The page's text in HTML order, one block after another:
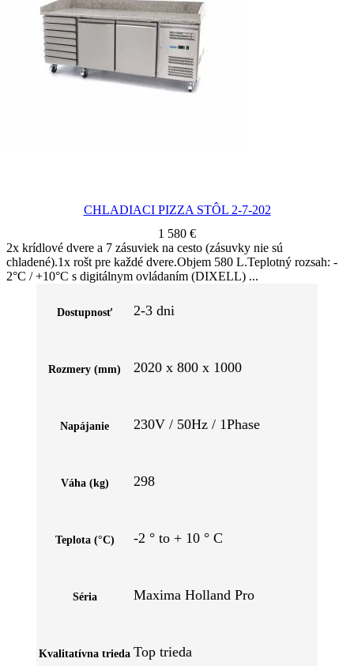
CHLADIACI PIZZA STÔL 2-7-202
1 580 €
2x krídlové dvere a 7 zásuviek na cesto (zásuvky nie sú
chladené).1x rošt pre každé dvere.Objem 580 L.Teplotný rozsah: -
2°C / +10°C s digitálnym ovládaním (DIXELL)
Dostupnosť 2-3 dni
Rozmery (mm) 2020 x 800 x 1000
Napájanie 230V / 50Hz / 1Phase
Váha (kg) 298
Teplota (°C) -2 ° to + 10 ° C
Séria Maxima Holland Pro
Kvalitatívna trieda Top trieda